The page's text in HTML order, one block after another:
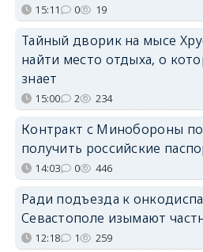
15:11 0 19
Тайный дворик на мысе
найти место отдыха, о
знает
15:00 2 234
Контракт с Минобороны
получить российские
14:03 0 446
Ради подъезда к
Севастополе изымают
12:18 1 259